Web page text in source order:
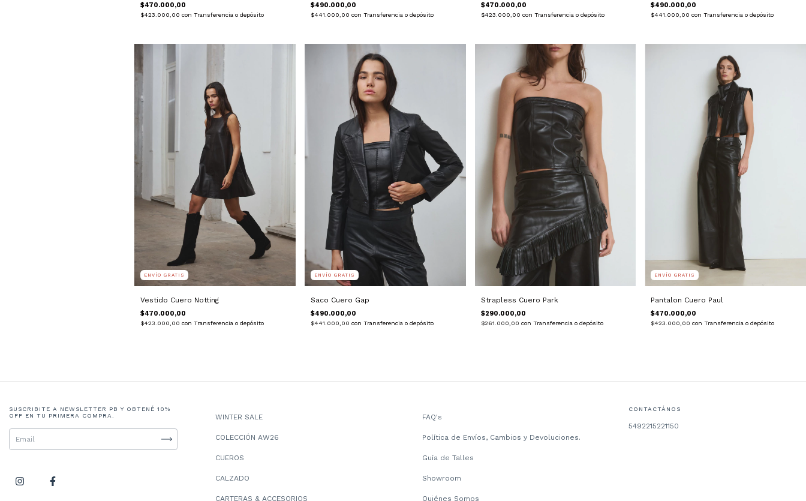
$470.000,00
$423.000,00 con Transferencia o depósito
$490.000,00
$441.000,00 con Transferencia o depósito
$470.000,00
$423.000,00 con Transferencia o depósito
$490.000,00
$441.000,00con Transferencia o depósito
ENVÍO GRATIS
Vestido Cuero Notting
$470.000,00
$423.000,00 con Transferencia o depósito
ENVÍO GRATIS
Saco Cuero Gap
$490.000,00
$441.000,00 con Transferencia o depósito
Strapless Cuero Park
$290.000,00
$261.000,00 con Transferencia o depósito
ENVÍO GRATIS
Pantalon Cuero Paul
$470.000,00
$423.000,00con Transferencia o depósito
SUSCRIBITE A NEWSLETTER PB Y OBTENÉ 10%
OFF EN TU PRIMERA COMPRA.
WINTER SALE
COLECCIÓN AW26
CUEROS
CALZADO
CARTERAS & ACCESORIOS
FAQ's
Política de Envíos, Cambios y Devoluciones.
Guía de Talles
Showroom
Quiénes Somos
CONTACTÁNOS
5492215221150